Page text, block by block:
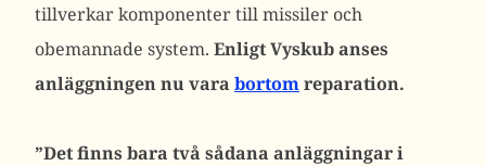
tillverkar komponenter till missiler och
obemannade system. Enligt Vyskub anses
anläggningen nu vara bortomreparation.
”Det finns bara två sådana anläggningar i